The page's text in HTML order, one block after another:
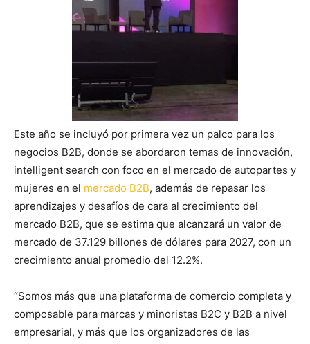
Este año se incluyó por primera vez un palco para los
negocios B2B, donde se abordaron temas de innovación,
intelligent search con foco en el mercado de autopartes y
mujeres en el mercado B2B, además de repasar los
aprendizajes y desafíos de cara al crecimiento del
mercado B2B, que se estima que alcanzará un valor de
mercado de 37.129 billones de dólares para 2027, con un
crecimiento anual promedio del 12.2%.
“Somos más que una plataforma de comercio completa y
composable para marcas y minoristas B2C y B2B a nivel
empresarial, y más que los organizadores de las